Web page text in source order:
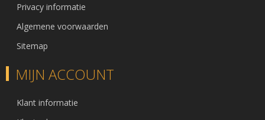
Privacy informatie
Algemene voorwaarden
Sitemap
MIJN ACCOUNT
Klant informatie